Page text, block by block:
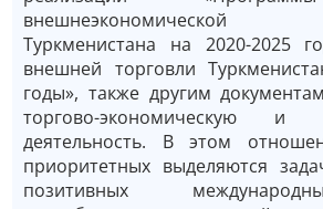
внешнеэкономической
Туркменистана на 2020-2025
внешней торговли
годы», также другим
торгово-экономическую и
деятельность. В этом
приоритетных выделяются
позитивных